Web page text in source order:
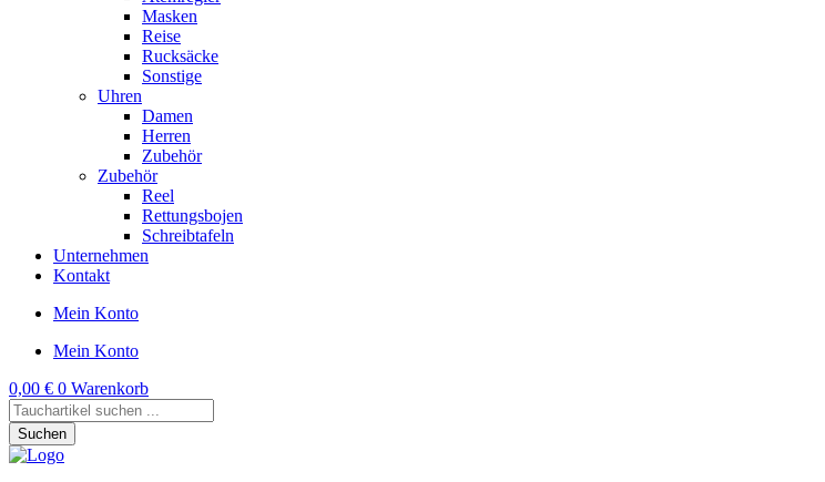
Masken
Reise
Rucksäcke
Sonstige
Uhren
Damen
Herren
Zubehör
Zubehör
Reel
Rettungsbojen
Schreibtafeln
Unternehmen
Kontakt
Mein Konto
Mein Konto
0,00 € 0 Warenkorb
Products
search
Suchen